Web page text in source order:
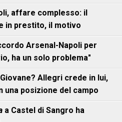
affare complesso: il
in prestito, il motivo
Arsenal-Napoli per
ha un solo problema"
Allegri crede in lui,
posizione del campo
a Castel di Sangro ha